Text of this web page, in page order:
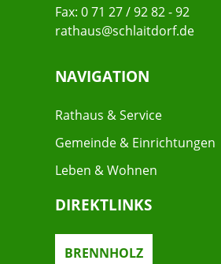
Fax: 0 71 27 / 92 82 - 92
rathaus@schlaitdorf.de
NAVIGATION
Rathaus & Service
Gemeinde & Einrichtungen
Leben & Wohnen
DIREKTLINKS
BRENNHOLZ